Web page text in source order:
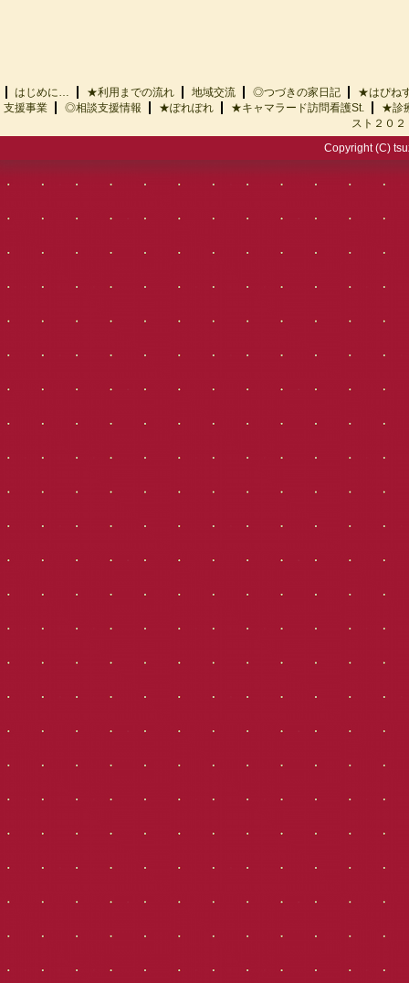
はじめに… ★利用までの流れ 地域交流 ◎つづきの家日記
★はぴ
支援事業
◎相談支援情報 ★ぽれぽれ ★キャマラード訪問看護St.
★診
スト２０２
Copyright (C)